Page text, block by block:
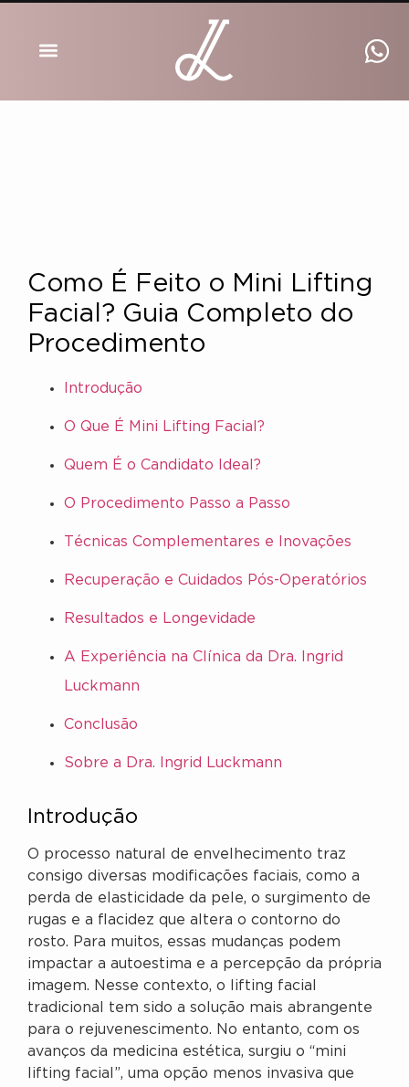
Como É Feito o Mini Lifting
Facial? Guia Completo do
Procedimento
Introdução
O Que É Mini Lifting Facial?
Quem É o Candidato Ideal?
O Procedimento Passo a Passo
Técnicas Complementares e Inovações
Recuperação e Cuidados Pós-Operatórios
Resultados e Longevidade
A Experiência na Clínica da Dra. Ingrid
Luckmann
Conclusão
Sobre a Dra. Ingrid Luckmann
Introdução
O processo natural de envelhecimento traz
consigo diversas modificações faciais, como a
perda de elasticidade da pele, o surgimento de
rugas e a flacidez que altera o contorno do
rosto. Para muitos, essas mudanças podem
impactar a autoestima e a percepção da própria
imagem. Nesse contexto, o lifting facial
tradicional tem sido a solução mais abrangente
para o rejuvenescimento. No entanto, com os
avanços da medicina estética, surgiu o “mini
lifting facial”, uma opção menos invasiva que